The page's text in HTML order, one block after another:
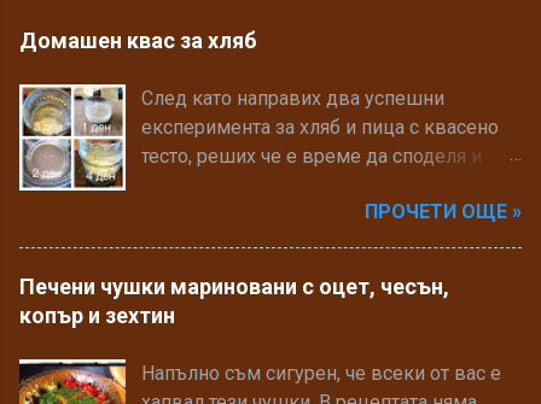
Домашен квас за хляб
След като направих два успешни
експеримента за хляб и пица с квасено
тесто, реших че е време да споделя и
много в интерент за здравословните
предимства на кваса и хляба, който се
споделя друг път, сега ще разкажа как да
си направите домашен квас. Необходими
• 50мл. изворна или престояла поне 12
ПРОЧЕТИ ОЩЕ »
Печени чушки мариновани с оцет, чесън,
копър и зехтин
Напълно съм сигурен, че всеки от вас е